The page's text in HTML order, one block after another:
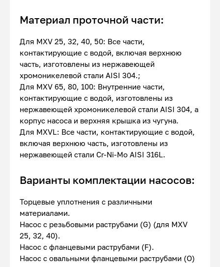
Материал проточной части:
Для MXV 25, 32, 40, 50: Все части,
контактирующие с водой, включая верхнюю
часть, изготовлены из нержавеющей
хромоникелевой стали AISI 304.;
Для MXV 65, 80, 100: Внутренние части,
контактирующие с водой, изготовлены из
нержавеющей хромоникелевой стали AISI 304, а
корпус насоса и верхняя крышка из чугуна.
Для MXVL: Все части, контактирующие с водой,
включая верхнюю часть, изготовлены из
нержавеющей стали Cr-Ni-Mo AISI 316L.
Варианты комплектации насосов:
Торцевые уплотнения с различными
материалами.
Насос с резьбовыми раструбами (G) (для MXV
25, 32, 40).
Насос с фланцевыми раструбами (F).
Насос с овальными фланцевыми раструбами (O)